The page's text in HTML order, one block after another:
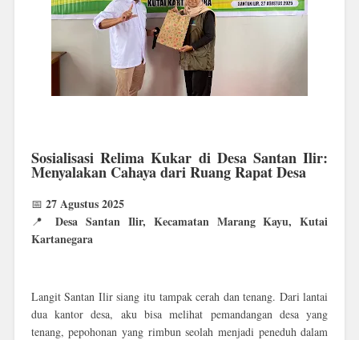
Sosialisasi Relima Kukar di Desa Santan Ilir:
Menyalakan Cahaya dari Ruang Rapat Desa
📅 27 Agustus 2025
📍 Desa Santan Ilir, Kecamatan Marang Kayu, Kutai
Kartanegara
Langit Santan Ilir siang itu tampak cerah dan tenang. Dari lantai
dua kantor desa, aku bisa melihat pemandangan desa yang
tenang, pepohonan yang rimbun seolah menjadi peneduh dalam